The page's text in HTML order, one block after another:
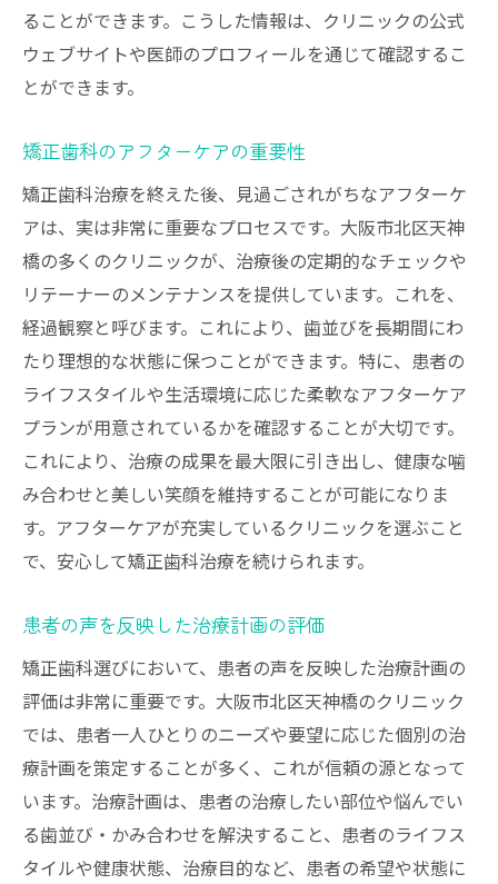
ることができます。こうした情報は、クリニックの公式
ウェブサイトや医師のプロフィールを通じて確認するこ
とができます。
矯正歯科のアフターケアの重要性
矯正歯科治療を終えた後、見過ごされがちなアフターケ
アは、実は非常に重要なプロセスです。大阪市北区天神
橋の多くのクリニックが、治療後の定期的なチェックや
リテーナーのメンテナンスを提供しています。これを、
経過観察と呼びます。これにより、歯並びを長期間にわ
たり理想的な状態に保つことができます。特に、患者の
ライフスタイルや生活環境に応じた柔軟なアフターケア
プランが用意されているかを確認することが大切です。
これにより、治療の成果を最大限に引き出し、健康な噛
み合わせと美しい笑顔を維持することが可能になりま
す。アフターケアが充実しているクリニックを選ぶこと
で、安心して矯正歯科治療を続けられます。
患者の声を反映した治療計画の評価
矯正歯科選びにおいて、患者の声を反映した治療計画の
評価は非常に重要です。大阪市北区天神橋のクリニック
では、患者一人ひとりのニーズや要望に応じた個別の治
療計画を策定することが多く、これが信頼の源となって
います。治療計画は、患者の治療したい部位や悩んでい
る歯並び・かみ合わせを解決すること、患者のライフス
タイルや健康状態、治療目的など、患者の希望や状態に